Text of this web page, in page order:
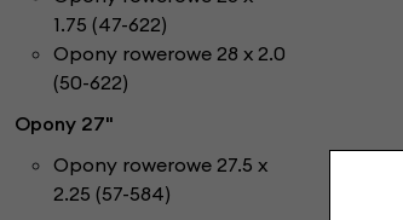
1.75 (47-622)
Opony rowerowe 28 x 2.0
(50-622)
Opony 27"
Opony rowerowe 27.5 x
2.25 (57-584)